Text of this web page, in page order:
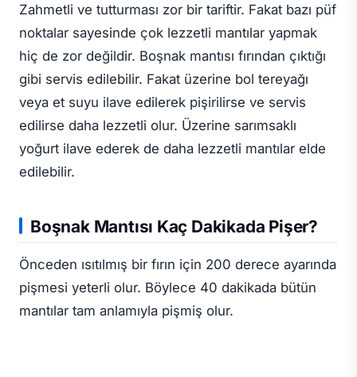
Zahmetli ve tutturması zor bir tariftir. Fakat bazı püf
noktalar sayesinde çok lezzetli mantılar yapmak
hiç de zor değildir. Boşnak mantısı fırından çıktığı
gibi servis edilebilir. Fakat üzerine bol tereyağı
veya et suyu ilave edilerek pişirilirse ve servis
edilirse daha lezzetli olur. Üzerine sarımsaklı
yoğurt ilave ederek de daha lezzetli mantılar elde
edilebilir.
Boşnak Mantısı Kaç Dakikada Pişer?
Önceden ısıtılmış bir fırın için 200 derece ayarında
pişmesi yeterli olur. Böylece 40 dakikada bütün
mantılar tam anlamıyla pişmiş olur.